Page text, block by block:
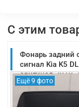
С этим
Фонарь задний
сигнал Kia K5
оригинал 2019-
(92700L2000)
Ещё 9 фото